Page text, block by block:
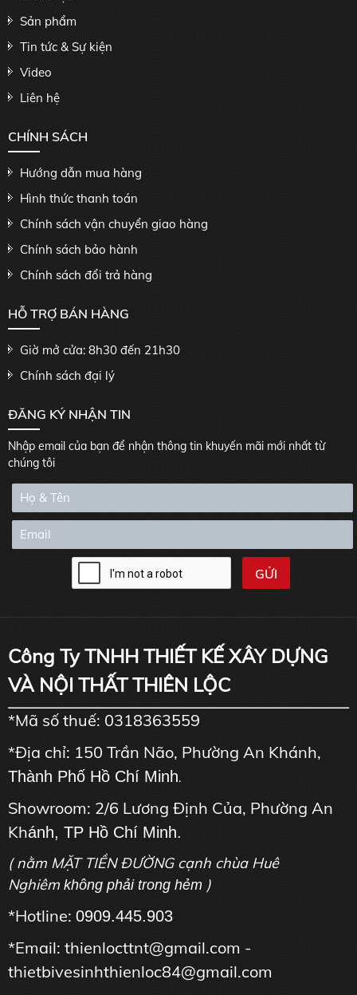
Sản phẩm
Tin tức & Sự kiện
Video
Liên hệ
CHÍNH SÁCH
Hướng dẫn mua hàng
Hình thức thanh toán
Chính sách vận chuyển giao hàng
Chính sách bảo hành
Chính sách đổi trả hàng
HỖ TRỢ BÁN HÀNG
Giờ mở cửa: 8h30 đến 21h30
Chính sách đại lý
ĐĂNG KÝ NHẬN TIN
Nhập email của bạn để nhận thông tin khuyến mãi mới nhất từ
chúng tôi
Công Ty TNHH THIẾT KẾ XÂY DỰNG
VÀ NỘI THẤT THIÊN LỘC
*Mã số thuế: 0318363559
*Địa chỉ: 150 Trần Não, Phường An Khánh,
Thành Phố Hồ Chí Minh.
Showroom: 2/6 Lương Định Của, Phường An
Khánh, TP Hồ Chí Minh.
( nằm MẶT TIỀN ĐƯỜNG cạnh chùa Huê
Nghiêm không phải trong hẻm )
*Hotline: 0909.445.903
*Email: thienlocttnt@gmail.com -
thietbivesinhthienloc84@gmail.com